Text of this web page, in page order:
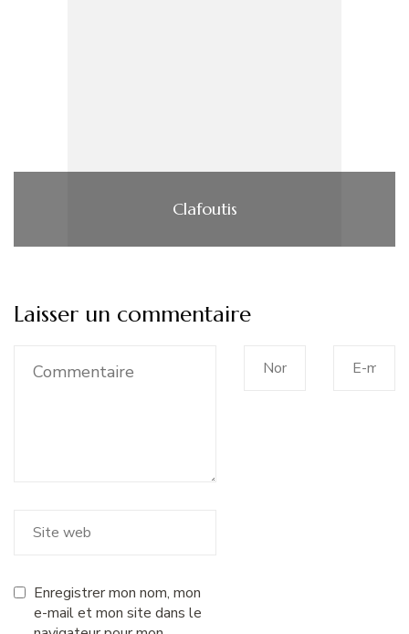
Clafoutis
Laisser un commentaire
Enregistrer mon nom, mon
e-mail et mon site dans le